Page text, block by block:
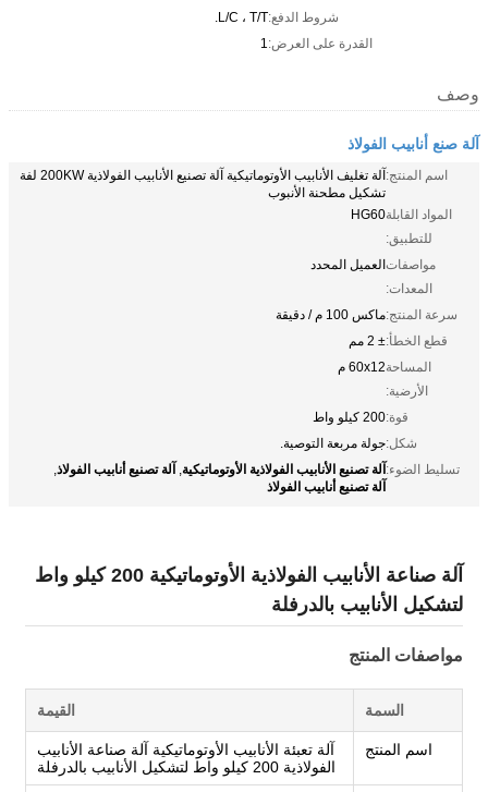
شروط الدفع:L/C ، T/T.
القدرة على العرض:1
وصف
آلة صنع أنابيب الفولاذ
اسم المنتج:
آلة تغليف الأنابيب الأوتوماتيكية آلة تصنيع الأنابيب الفولاذية 200KW لفة
تشكيل مطحنة الأنبوب
المواد القابلة
للتطبيق:
HG60
مواصفات
المعدات:
العميل المحدد
سرعة المنتج:ماكس 100 م / دقيقة
قطع الخطأ:± 2 مم
المساحة
الأرضية:
60x12 م
قوة:200 كيلو واط
شكل:جولة مربعة التوصية.
تسليط الضوء:آلة تصنيع الأنابيب الفولاذية الأوتوماتيكية, آلة تصنيع أنابيب الفولاذ,
آلة تصنيع أنابيب الفولاذ
آلة صناعة الأنابيب الفولاذية الأوتوماتيكية 200 كيلو واط
لتشكيل الأنابيب بالدرفلة
مواصفات المنتج
السمة القيمة
اسم المنتج
آلة تعبئة الأنابيب الأوتوماتيكية آلة صناعة الأنابيب
الفولاذية 200 كيلو واط لتشكيل الأنابيب بالدرفلة